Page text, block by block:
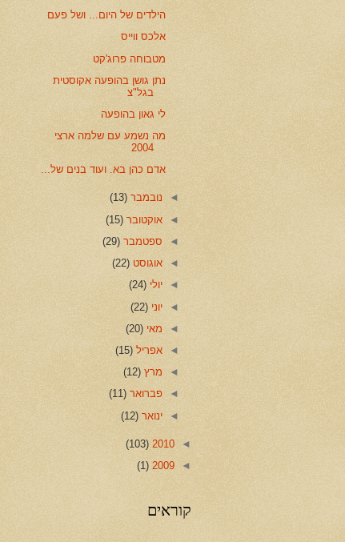
הילדים של היום... ושל פעם
אלכס ווייס
מטבוחה פרוג'קט
נתן גושן בהופעה אקוסטית
בגל"צ
לי גאון בהופעה
מה נשמע עם שלמה ארצי
2004
אדם כהן בא. ועוד בנים של...
◄נובמבר(13)
◄אוקטובר(15)
◄ ספטמבר(29)
◄אוגוסט(22)
◄יולי(24)
◄יוני(22)
◄ מאי(20)
◄אפריל(15)
◄ מרץ(12)
◄פברואר(11)
◄ינואר(12)
◄
2010
(103)
◄
2009
(1)
קוראים